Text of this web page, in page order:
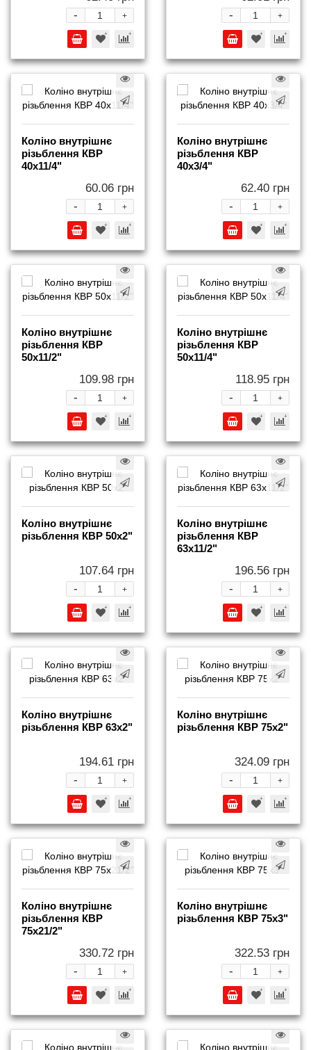
+
- +
-
Коліно внутрішнє
різьблення КВР
40x11/4"
60.06 грн
+
-
Коліно внутрішнє
різьблення КВР
40x3/4"
62.40 грн
+
-
Коліно внутрішнє
різьблення КВР
50x11/2"
109.98 грн
+
-
Коліно внутрішнє
різьблення КВР
50x11/4"
118.95 грн
+
-
Коліно внутрішнє
різьблення КВР 50x2"
107.64 грн
+
-
Коліно внутрішнє
різьблення КВР
63x11/2"
196.56 грн
+
-
Коліно внутрішнє
різьблення КВР 63x2"
194.61 грн
+
-
Коліно внутрішнє
різьблення КВР 75x2"
324.09 грн
+
-
Коліно внутрішнє
різьблення КВР
75x21/2"
330.72 грн
+
-
Коліно внутрішнє
різьблення КВР 75x3"
322.53 грн
+
-